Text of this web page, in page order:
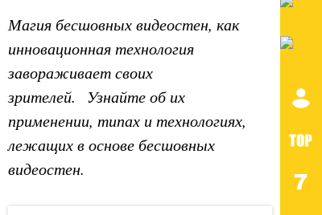
Магия бесшовных видеостен, как
инновационная технология
завораживает своих
зрителей. Узнайте об их
применении, типах и технологиях,
лежащих в основе бесшовных
видеостен.